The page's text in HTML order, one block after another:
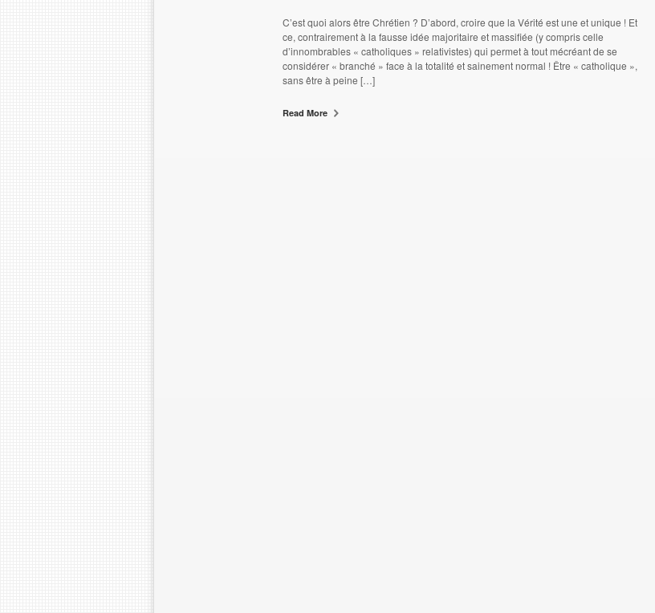
C’est quoi alors être Chrétien ? D’abord, croire que la Vérité est une et unique ! Et
ce, contrairement à la fausse idée majoritaire et massifiée (y compris celle
d’innombrables « catholiques » relativistes) qui permet à tout mécréant de se
considérer « branché » face à la totalité et sainement normal ! Être « catholique »,
sans être à peine […]
Read More